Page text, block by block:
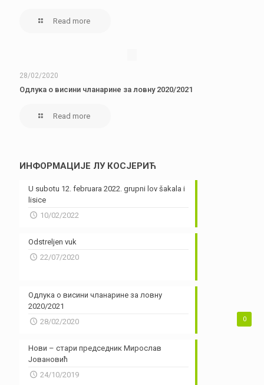
Read more
28/02/2020
Одлука о висини чланарине за ловну 2020/2021
Read more
ИНФОРМАЦИЈЕ ЛУ КОСЈЕРИЋ
U subotu 12. februara 2022. grupni lov šakala i
lisice
10/02/2022
Odstreljen vuk
22/07/2020
0
Одлука о висини чланарине за ловну
2020/2021
28/02/2020
Нови – стари председник Мирослав
Јовановић
24/10/2019